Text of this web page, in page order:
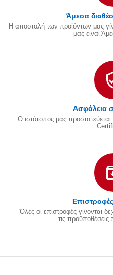
Άμεσα
Η αποστολή των προϊόντων μας
μας είναι
Ασφάλεια
Ο ιστότοπος μας
Όλες οι επιστροφές γίνονται
τις